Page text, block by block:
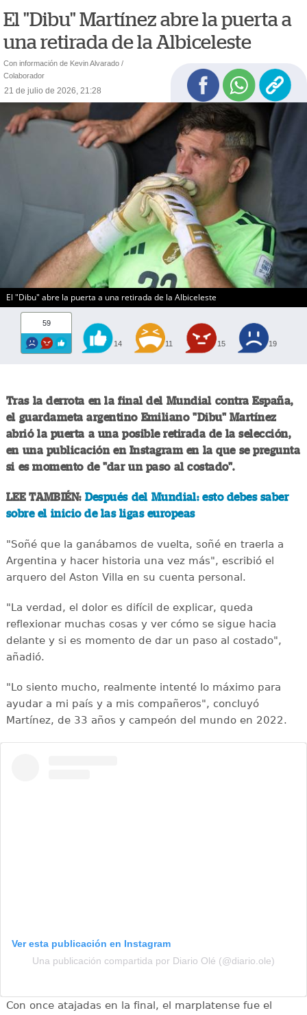
El "Dibu" Martínez abre la puerta a
una retirada de la Albiceleste
Con información de Kevin Alvarado /
Colaborador
21 de julio de 2026, 21:28
El "Dibu" abre la puerta a una retirada de la Albiceleste
59
14 11 15 19
Tras la derrota en la final del Mundial contra España,
el guardameta argentino Emiliano "Dibu" Martínez
abrió la puerta a una posible retirada de la selección,
en una publicación en Instagram en la que se pregunta
si es momento de "dar un paso al costado".
LEE TAMBIÉN: Después del Mundial: esto debes saber
sobre el inicio de las ligas europeas
"Soñé que la ganábamos de vuelta, soñé en traerla a
Argentina y hacer historia una vez más", escribió el
arquero del Aston Villa en su cuenta personal.
"La verdad, el dolor es difícil de explicar, queda
reflexionar muchas cosas y ver cómo se sigue hacia
delante y si es momento de dar un paso al costado",
añadió.
"Lo siento mucho, realmente intenté lo máximo para
ayudar a mi país y a mis compañeros", concluyó
Martínez, de 33 años y campeón del mundo en 2022.
Ver esta publicación en Instagram
Una publicación compartida por Diario Olé (@diario.ole)
Con once atajadas en la final, el marplatense fue el